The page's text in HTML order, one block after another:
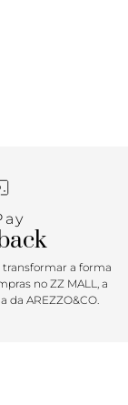
e
transformar a forma
no ZZ MALL, a
da AREZZO&CO.